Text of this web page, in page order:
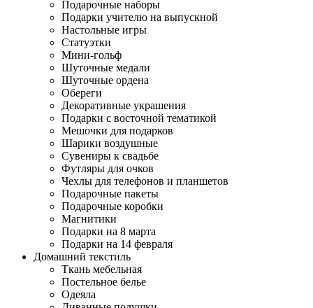
Подарочные наборы
Подарки учителю на выпускной
Настольные игры
Статуэтки
Мини-гольф
Шуточные медали
Шуточные ордена
Обереги
Декоративные украшения
Подарки с восточной тематикой
Мешочки для подарков
Шарики воздушные
Сувениры к свадьбе
Футляры для очков
Чехлы для телефонов и планшетов
Подарочные пакеты
Подарочные коробки
Магнитики
Подарки на 8 марта
Подарки на 14 февраля
Домашний текстиль
Ткань мебельная
Постельное белье
Одеяла